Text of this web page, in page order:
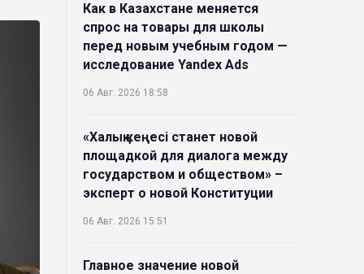
Как в Казахстане меняется
спрос на товары для школы
перед новым учебным годом —
исследование Yandex Ads
06 Авг. 2026 18:58
«Халық кеңесі станет новой
площадкой для диалога между
государством и обществом» –
эксперт о новой Конституции
06 Авг. 2026 15:51
Главное значение новой